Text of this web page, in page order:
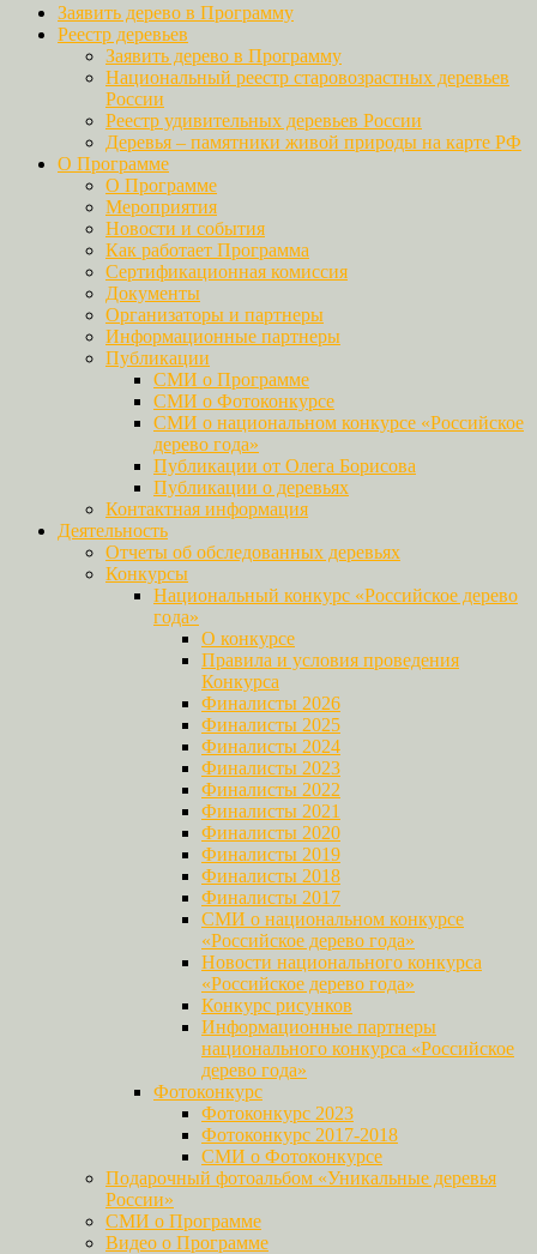
Заявить дерево в Программу
Реестр деревьев
Заявить дерево в Программу
Национальный реестр старовозрастных деревьев
России
Реестр удивительных деревьев России
Деревья – памятники живой природы на карте РФ
О Программе
О Программе
Мероприятия
Новости и события
Как работает Программа
Сертификационная комиссия
Документы
Организаторы и партнеры
Информационные партнеры
Публикации
СМИ о Программе
СМИ о Фотоконкурсе
СМИ о национальном конкурсе «Российское
дерево года»
Публикации от Олега Борисова
Публикации о деревьях
Контактная информация
Деятельность
Отчеты об обследованных деревьях
Конкурсы
Национальный конкурс «Российское дерево
года»
О конкурсе
Правила и условия проведения
Конкурса
Финалисты 2026
Финалисты 2025
Финалисты 2024
Финалисты 2023
Финалисты 2022
Финалисты 2021
Финалисты 2020
Финалисты 2019
Финалисты 2018
Финалисты 2017
СМИ о национальном конкурсе
«Российское дерево года»
Новости национального конкурса
«Российское дерево года»
Конкурс рисунков
Информационные партнеры
национального конкурса «Российское
дерево года»
Фотоконкурс
Фотоконкурс 2023
Фотоконкурс 2017-2018
СМИ о Фотоконкурсе
Подарочный фотоальбом «Уникальные деревья
России»
СМИ о Программе
Видео о Программе